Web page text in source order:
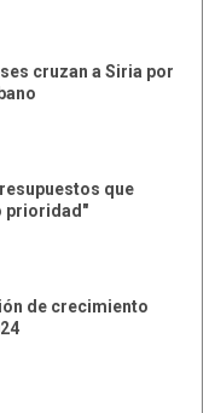
cruzan a Siria por
que
prioridad"
de crecimiento